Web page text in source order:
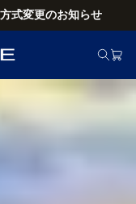
式変更のお知らせ